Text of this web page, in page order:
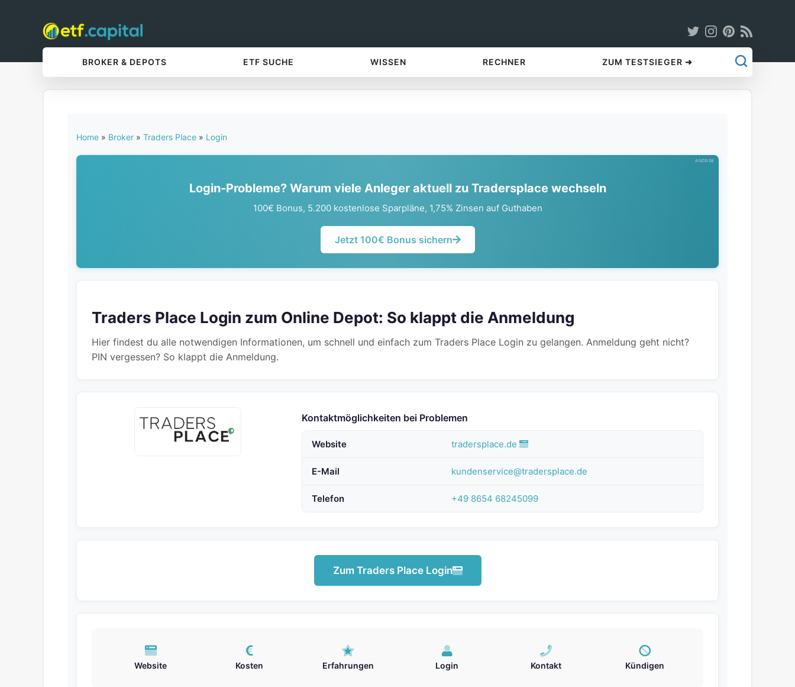
BROKER & DEPOTS ETF SUCHE WISSEN RECHNER ZUM TESTSIEGER ➜
Home » Broker » Traders Place » Login
ANZEIGE
Login-Probleme? Warum viele Anleger aktuell zu Tradersplace wechseln
100€ Bonus, 5.200 kostenlose Sparpläne, 1,75% Zinsen auf Guthaben
Jetzt 100€ Bonus sichern
Traders Place Login zum Online Depot: So klappt die Anmeldung
Hier findest du alle notwendigen Informationen, um schnell und einfach zum Traders Place Login zu gelangen. Anmeldung geht nicht?
PIN vergessen? So klappt die Anmeldung.
Kontaktmöglichkeiten bei Problemen
Website tradersplace.de
E-Mail kundenservice@tradersplace.de
Telefon +49 8654 68245099
Zum Traders Place Login
Website Kosten Erfahrungen Login Kontakt Kündigen